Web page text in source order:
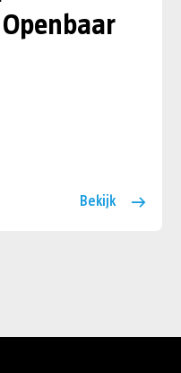
Bekijk